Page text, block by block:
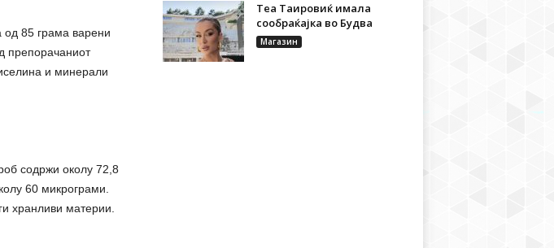
од 85 грама варени
препорачаниот
и минерали
содржи околу 72,8
60 микрограми.
хранливи материи.
Теа Таировиќ имала
сообраќајка во Будва
Магазин